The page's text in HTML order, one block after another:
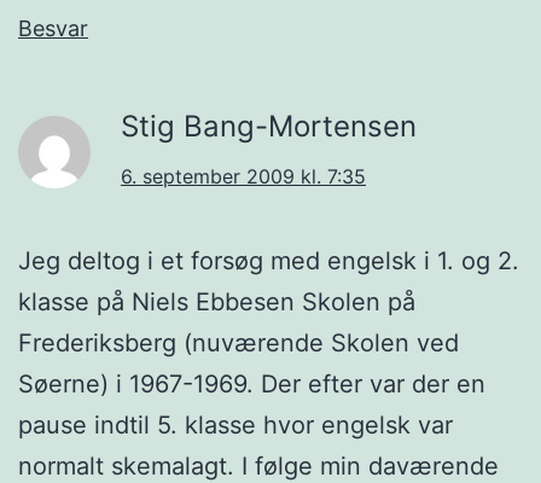
Besvar
Stig Bang-Mortensen
6. september 2009 kl. 7:35
Jeg deltog i et forsøg med engelsk i 1. og 2.
klasse på Niels Ebbesen Skolen på
Frederiksberg (nuværende Skolen ved
Søerne) i 1967-1969. Der efter var der en
pause indtil 5. klasse hvor engelsk var
normalt skemalagt. I følge min daværende